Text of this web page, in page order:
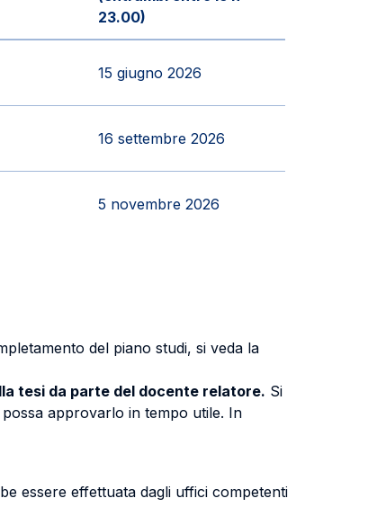
23.00)
15 giugno 2026
16 settembre 2026
5 novembre 2026
del piano studi, si veda la
tesi da parte del docente relatore. Si
approvarlo in tempo utile. In
essere effettuata dagli uffici competenti